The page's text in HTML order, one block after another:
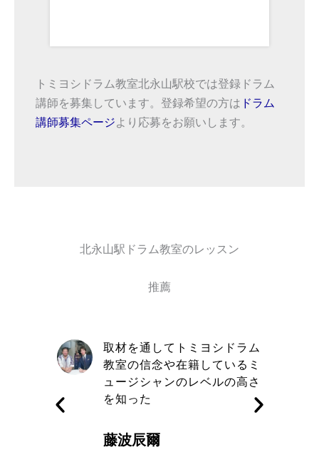
トミヨシドラム教室北永山駅校では登録ドラム
講師を募集しています。登録希望の方は ドラム
講師募集ページより応募をお願いします。
北永山駅ドラム教室のレッスン
推薦
取材を通してトミヨシドラム
教室の信念や在籍しているミ
ュージシャンのレベルの高さ
を知った
藤波辰爾